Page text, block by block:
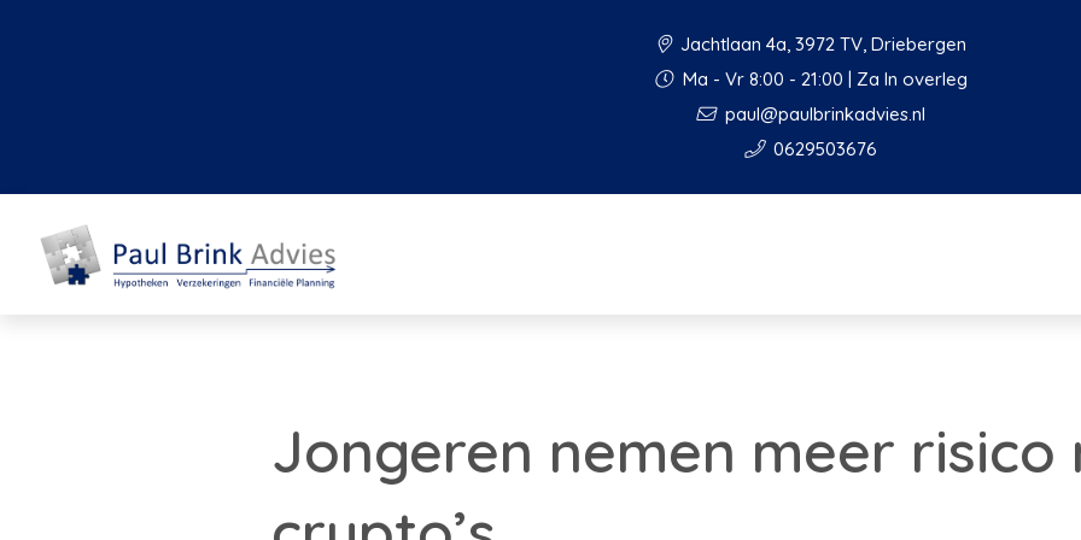
Jachtlaan 4a, 3972 TV, Driebergen
Ma - Vr 8:00 - 21:00 | Za In overleg
paul@paulbrinkadvies.nl
0629503676
Jongeren nemen meer risico